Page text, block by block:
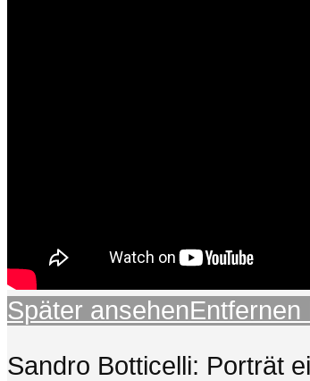
Später ansehenEntfernen
Sandro Botticelli: Porträt